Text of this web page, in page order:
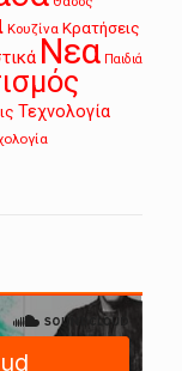
Κουζίνα Κρατήσεις
Νεα Παιδιά
Τεχνολογία